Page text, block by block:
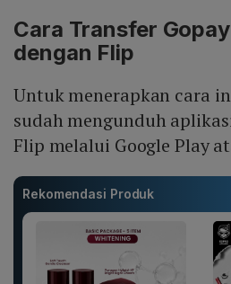
Cara Transfer
dengan Flip
Untuk menerapkan cara
sudah mengunduh
Flip melalui Google Play
Rekomendasi Produk